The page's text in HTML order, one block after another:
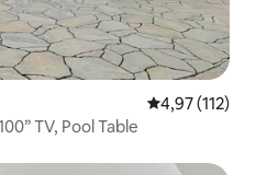
Gemiddelde
4,97 (112)
TV, Pool Table